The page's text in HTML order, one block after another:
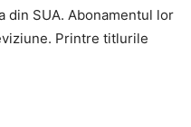
din SUA. Abonamentul lor
Printre titlurile